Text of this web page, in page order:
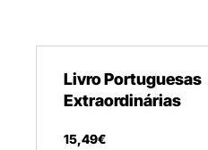
Livro Portuguesas
Extraordinárias
15,49€